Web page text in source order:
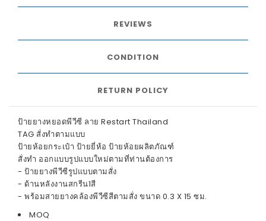
REVIEWS
CONDITION
RETURN POLICY
ป้ายยางหยอดพีวีซี ลาย Restart Thailand
TAG สั่งทำตามแบบ
ป้ายห้อยกระเป๋า ป้ายยี่ห้อ ป้ายห้อยผลิตภัณฑ์
สั่งทำ ออกแบบรูปแบบใหม่ตามที่ท่านต้องการ
- ป้ายยางพีวีซีรูปแบบตามสั่ง
- ด้านหลังงานสกรีน1สี
- พร้อมสายยางคล้องพีวีซีสีตามสั่ง ขนาด 0.3 X 15 ซม.
MOQ